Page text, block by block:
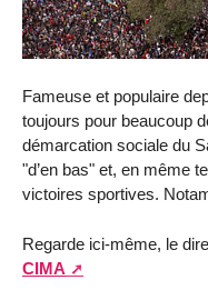
Fameuse et populaire
toujours pour beaucoup
démarcation sociale du
"d’en bas" et, en même
victoires sportives.
Regarde ici-même, le
CIMA